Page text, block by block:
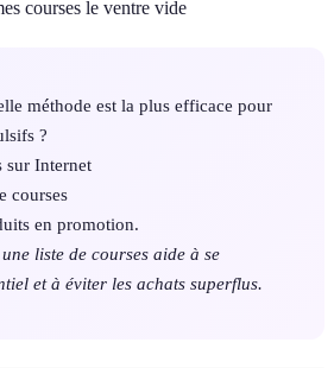
courses le ventre vide
méthode est la plus efficace pour
?
sur Internet
courses
en promotion.
liste de courses aide à se
et à éviter les achats superflus.